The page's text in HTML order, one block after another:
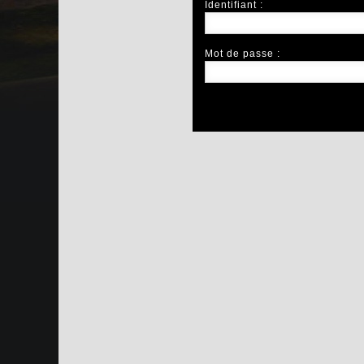
Identifiant :
Mot de passe :